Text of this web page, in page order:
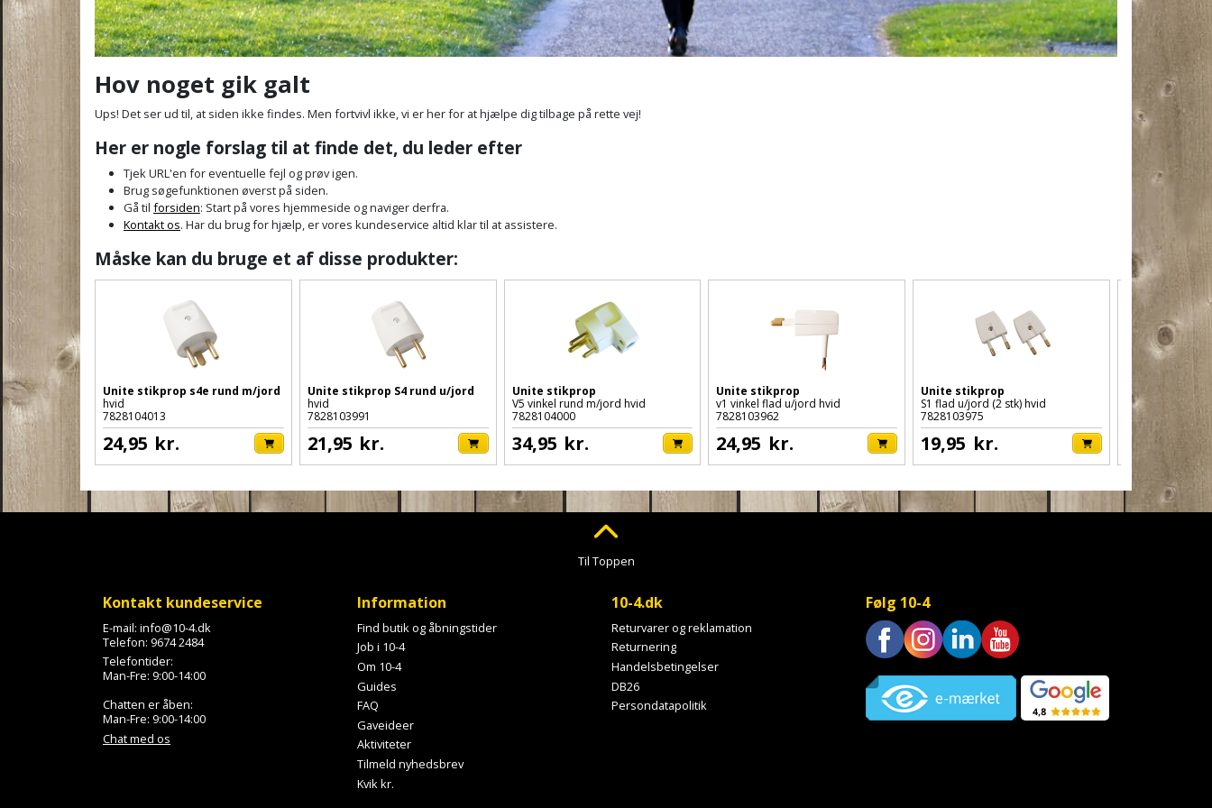
Hov noget gik galt
Ups! Det ser ud til, at siden ikke findes. Men fortvivl ikke, vi er her for at hjælpe dig tilbage på rette vej!
Her er nogle forslag til at finde det, du leder efter
Tjek URL'en for eventuelle fejl og prøv igen.
Brug søgefunktionen øverst på siden.
Gå til forsiden: Start på vores hjemmeside og naviger derfra.
Kontakt os. Har du brug for hjælp, er vores kundeservice altid klar til at assistere.
Måske kan du bruge et af disse produkter:
Unite stikprop s4e rund m/jord
hvid
7828104013
24,95 kr.
Unite stikprop S4 rund u/jord
hvid
7828103991
21,95 kr.
Unite stikprop
V5 vinkel rund m/jord hvid
7828104000
34,95 kr.
Unite stikprop
v1 vinkel flad u/jord hvid
7828103962
24,95 kr.
Unite stikprop
S1 flad u/jord (2 stk) hvid
7828103975
19,95 kr.
Unite stikprop
flad u/jord hvid
7828106639
14,95 kr.
Til Toppen
Kontakt kundeservice
E-mail: info@10-4.dk
Telefon: 9674 2484
Telefontider:
Man-Fre: 9:00-14:00
Chatten er åben:
Man-Fre: 9:00-14:00
Chat med os
Information
Find butik og åbningstider
Job i 10-4
Om 10-4
Guides
FAQ
Gaveideer
Aktiviteter
Tilmeld nyhedsbrev
Kvik kr.
10-4.dk
Returvarer og reklamation
Returnering
Handelsbetingelser
DB26
Persondatapolitik
Følg 10-4